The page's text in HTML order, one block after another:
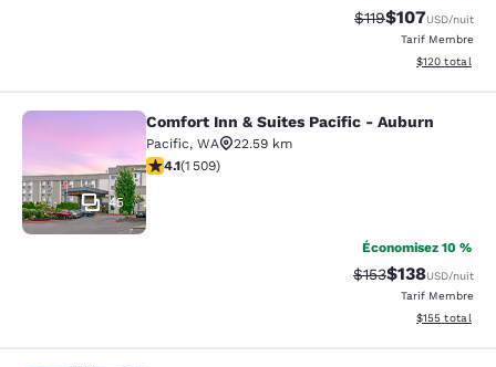
Tarif barré :
$119Tarif réduit :
$107USD/nuit
Tarif Membre
Afficher les
$120 total
Comfort Inn & Suites Pacific -
45
Comfort Inn & Suites Pacific - Auburn
Pacific, WA
22.59 km
4.09 étoiles. Très Bien. 1509 commentaires
4.1(1 509)
Économisez 10 %
Tarif barré :
$153Tarif réduit :
$138USD/nuit
Tarif Membre
Afficher les
$155 total